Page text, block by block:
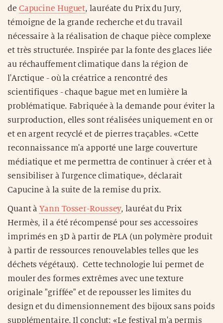
de Capucine Huguet, lauréate du Prix du Jury,
témoigne de la grande recherche et du travail
nécessaire à la réalisation de chaque pièce complexe
et très structurée. Inspirée par la fonte des glaces liée
au réchauffement climatique dans la région de
l'Arctique - où la créatrice a rencontré des
scientifiques - chaque bague met en lumière la
problématique. Fabriquée à la demande pour éviter la
surproduction, elles sont réalisées uniquement en or
et en argent recyclé et de pierres traçables. «Cette
reconnaissance m'a apporté une large couverture
médiatique et me permettra de continuer à créer et à
sensibiliser à l'urgence climatique», déclarait
Capucine à la suite de la remise du prix.
Quant àYann Tosser-Roussey, lauréat du Prix
Hermès, il a été récompensé pour ses accessoires
imprimés en 3D à partir de PLA (un polymère produit
à partir de ressources renouvelables telles que les
déchets végétaux). Cette technologie lui permet de
mouler des formes extrêmes avec une texture
originale "griffée" et de repousser les limites du
design et du dimensionnement des bijoux sans poids
supplémentaire. Il conclut: «Le festival m'a permis